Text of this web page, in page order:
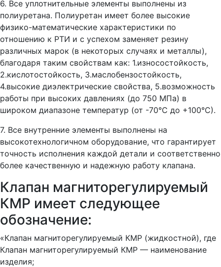
6. Все уплотнительные элементы выполнены из
полиуретана. Полиуретан имеет более высокие
физико-математические характеристики по
отношению к РТИ и с успехом заменяет резину
различных марок (в некоторых случаях и металлы),
благодаря таким свойствам как: 1.износостойкость,
2.кислотостойкость, 3.маслобензостойкость,
4.высокие диэлектрические свойства, 5.возможность
работы при высоких давлениях (до 750 МПа) в
широком диапазоне температур (от -70°С до +100°С).
7. Все внутренние элементы выполнены на
высокотехнологичном оборудование, что гарантирует
точность исполнения каждой детали и соответственно
более качественную и надежную работу клапана.
Клапан магниторегулируемый
КМР имеет следующее
обозначение:
«Клапан магниторегулируемый КМР (жидкостной), где
Клапан магниторегулируемый КМР — наименование
изделия;